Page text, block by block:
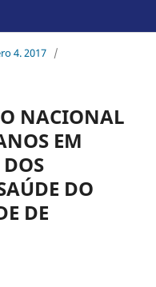
4. 2017 /
NACIONAL
EM
DO
DE